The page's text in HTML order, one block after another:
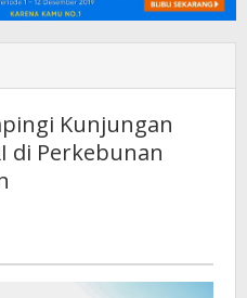
Kunjungan
di Perkebunan